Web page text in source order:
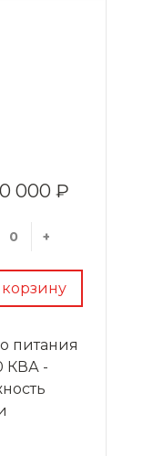
000 ₽
+
питания
КВА -